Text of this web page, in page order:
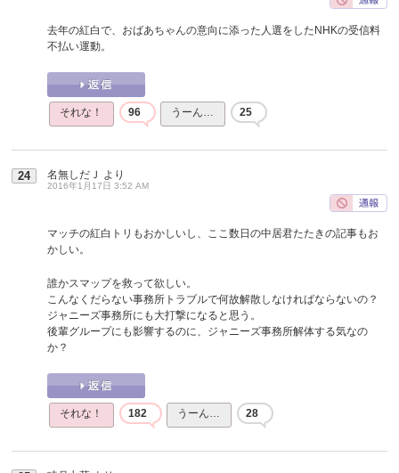
去年の紅白で、おばあちゃんの意向に添った人選をしたNHKの受信料
不払い運動。
それな！ 96 うーん… 25
24 名無しだＪ より
2016年1月17日 3:52 AM
マッチの紅白トリもおかしいし、ここ数日の中居君たたきの記事もお
かしい。
誰かスマップを救って欲しい。
こんなくだらない事務所トラブルで何故解散しなければならないの？
ジャニーズ事務所にも大打撃になると思う。
後輩グループにも影響するのに、ジャニーズ事務所解体する気なの
か？
それな！ 182 うーん… 28